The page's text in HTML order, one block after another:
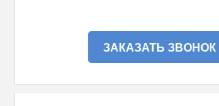
ЗАКАЗАТЬ ЗВОНОК